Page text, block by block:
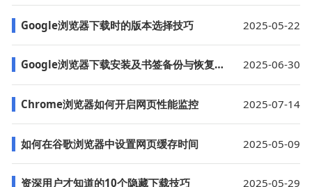
Google浏览器下载时的版本选择技巧 2025-05-22
Google浏览器下载安装及书签备份与恢复教程 2025-06-30
Chrome浏览器如何开启网页性能监控 2025-07-14
如何在谷歌浏览器中设置网页缓存时间 2025-05-09
资深用户才知道的10个隐藏下载技巧 2025-05-29